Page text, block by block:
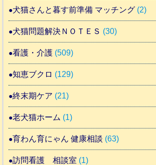
犬猫さんと暮す前準備 マッチング (2)
犬猫問題解決ＮＯＴＥＳ (30)
看護・介護 (509)
知恵ブクロ (129)
終末期ケア (21)
老犬猫ホーム (1)
育わん育にゃん 健康相談 (63)
訪問看護 相談室 (1)